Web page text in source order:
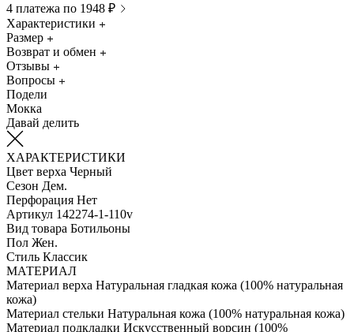
4 платежа по 1948 ₽
Характеристики
Размер
Возврат и обмен
Отзывы
Вопросы
Подели
Мокка
Давай делить
ХАРАКТЕРИСТИКИ
Цвет верха Черный
Сезон Дем.
Перфорация Нет
Артикул 142274-1-110v
Вид товара Ботильоны
Пол Жен.
Стиль Классик
МАТЕРИАЛ
Материал верха Натуральная гладкая кожа (100% натуральная
кожа)
Материал стельки Натуральная кожа (100% натуральная кожа)
Материал подкладки Искусственный ворсин (100%